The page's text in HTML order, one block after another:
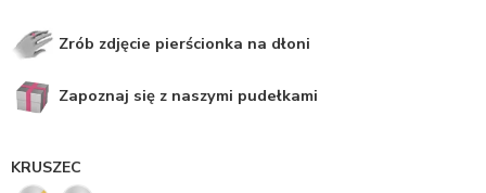
Zrób zdjęcie pierścionka na dłoni
Zapoznaj się z naszymi pudełkami
KRUSZEC